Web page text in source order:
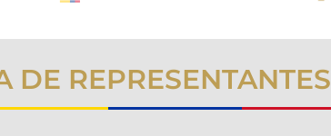
DE REPRESENTANTES